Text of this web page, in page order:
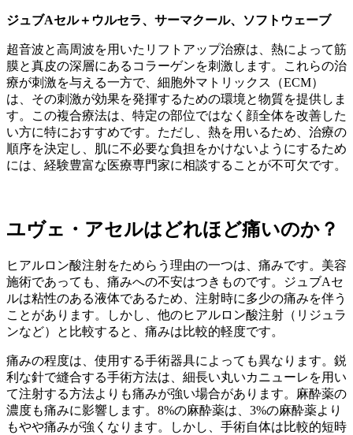
ジュブAセル＋ウルセラ、サーマクール、ソフトウェーブ
超音波と高周波を用いたリフトアップ治療は、熱によって筋
膜と真皮の深層にあるコラーゲンを刺激します。これらの治
療が刺激を与える一方で、細胞外マトリックス（ECM）
は、その刺激が効果を発揮するための環境と物質を提供しま
す。この複合療法は、特定の部位ではなく顔全体を改善した
い方に特におすすめです。ただし、熱を用いるため、治療の
順序を決定し、肌に不必要な負担をかけないようにするため
には、経験豊富な医療専門家に相談することが不可欠です。
ユヴェ・アセルはどれほど痛いのか？
ヒアルロン酸注射をためらう理由の一つは、痛みです。美容
施術であっても、痛みへの不安はつきものです。ジュブAセ
ルは粘性のある液体であるため、注射時に多少の痛みを伴う
ことがあります。しかし、他のヒアルロン酸注射（リジュラ
ンなど）と比較すると、痛みは比較的軽度です。
痛みの程度は、使用する手術器具によっても異なります。鋭
利な針で縫合する手術方法は、細長い丸いカニューレを用い
て注射する方法よりも痛みが強い場合があります。麻酔薬の
濃度も痛みに影響します。8%の麻酔薬は、3%の麻酔薬より
もやや痛みが強くなります。しかし、手術自体は比較的短時